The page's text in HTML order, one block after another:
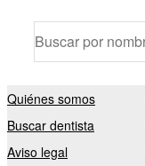
Quiénes somos
Buscar dentista
Aviso legal